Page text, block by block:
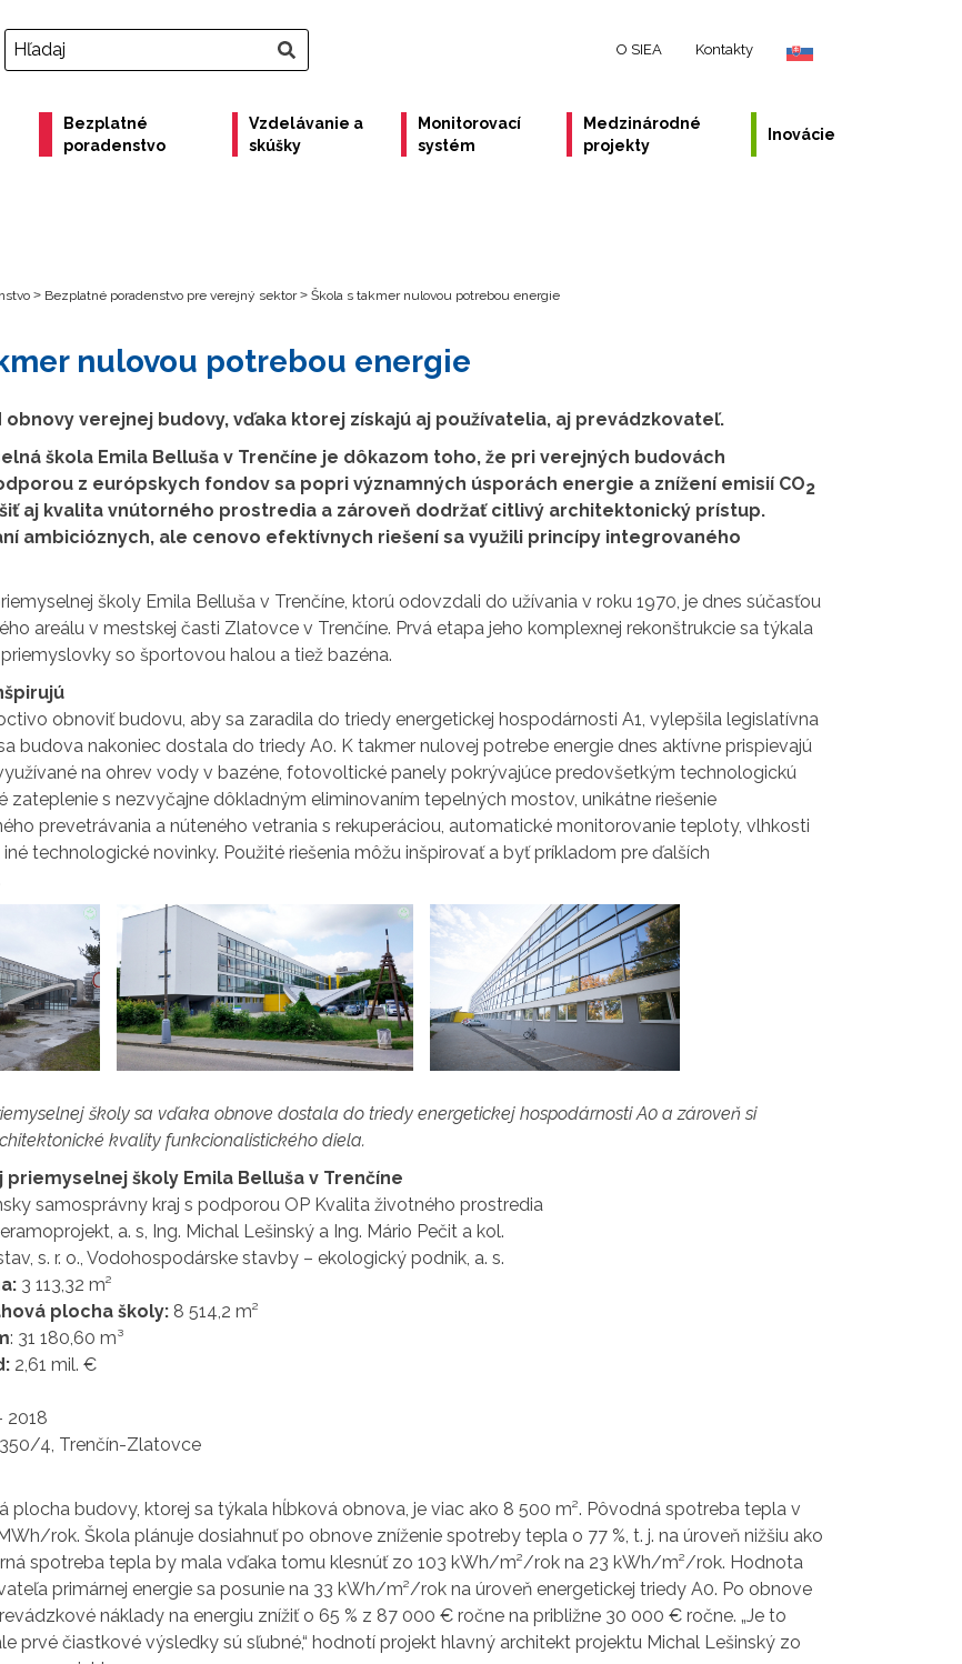
O SIEA Kontakty
Bezplatné
poradenstvo
Vzdelávanie a
skúšky
Monitorovací
systém
Medzinárodné
projekty
Inovácie
> Bezplatné poradenstvo pre verejný sektor> Škola s takmer nulovou potrebou energie
nulovou potrebou energie
obnovy verejnej budovy, vďaka ktorej získajú aj používatelia, aj prevádzkovateľ.
škola Emila Belluša v Trenčíne je dôkazom toho, že pri verejných budovách
z európskych fondov sa popri významných úsporách energie a znížení emisií CO2
aj kvalita vnútorného prostredia a zároveň dodržať citlivý architektonický prístup.
ambicióznych, ale cenovo efektívnych riešení sa využili princípy integrovaného
školy Emila Belluša v Trenčíne, ktorú odovzdali do užívania v roku 1970, je dnes súčasťou
areálu v mestskej časti Zlatovce v Trenčíne. Prvá etapa jeho komplexnej rekonštrukcie sa týkala
so športovou halou a tiež bazéna.
obnoviť budovu, aby sa zaradila do triedy energetickej hospodárnosti A1, vylepšila legislatívna
budova nakoniec dostala do triedy A0. K takmer nulovej potrebe energie dnes aktívne prispievajú
na ohrev vody v bazéne, fotovoltické panely pokrývajúce predovšetkým technologickú
zateplenie s nezvyčajne dôkladným eliminovaním tepelných mostov, unikátne riešenie
prevetrávania a núteného vetrania s rekuperáciou, automatické monitorovanie teploty, vlhkosti
technologické novinky. Použité riešenia môžu inšpirovať a byť príkladom pre ďalších
školy sa vďaka obnove dostala do triedy energetickej hospodárnosti A0 a zároveň si
kvality funkcionalistického diela.
priemyselnej školy Emila Belluša v Trenčíne
samosprávny kraj s podporou OP Kvalita životného prostredia
a. s, Ing. Michal Lešinský a Ing. Mário Pečit a kol.
s. r. o., Vodohospodárske stavby – ekologický podnik, a. s.
3 113,32 m²
plocha školy: 8 514,2 m²
: 31 180,60 m³
2,61 mil. €
2018
4, Trenčín-Zlatovce
plocha budovy, ktorej sa týkala hĺbková obnova, je viac ako 8 500 m². Pôvodná spotreba tepla v
rok. Škola plánuje dosiahnuť po obnove zníženie spotreby tepla o 77 %, t. j. na úroveň nižšiu ako
spotreba tepla by mala vďaka tomu klesnúť zo 103 kWh/m²/rok na 23 kWh/m²/rok. Hodnota
primárnej energie sa posunie na 33 kWh/m²/rok na úroveň energetickej triedy A0. Po obnove
náklady na energiu znížiť o 65 % z 87 000 € ročne na približne 30 000 € ročne. „Je to
prvé čiastkové výsledky sú sľubné,“ hodnotí projekt hlavný architekt projektu Michal Lešinský zo